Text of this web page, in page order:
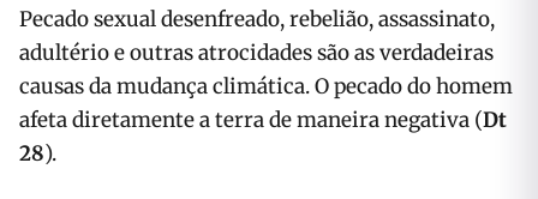
Pecado sexual desenfreado, rebelião, assassinato,
adultério e outras atrocidades são as verdadeiras
causas da mudança climática. O pecado do homem
afeta diretamente a terra de maneira negativa (Dt
28).